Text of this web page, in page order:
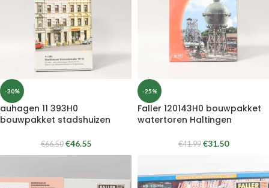
-30%
auhagen 11 393H0
bouwpakket stadshuizen
€66.50 €46.55
-25%
Faller 120143H0 bouwpakket
watertoren Haltingen
€41.99 €31.50